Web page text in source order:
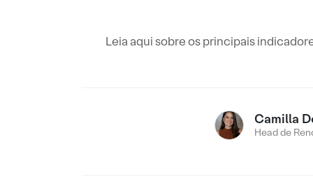
Leia aqui sobre os principais
Camilla
Head de